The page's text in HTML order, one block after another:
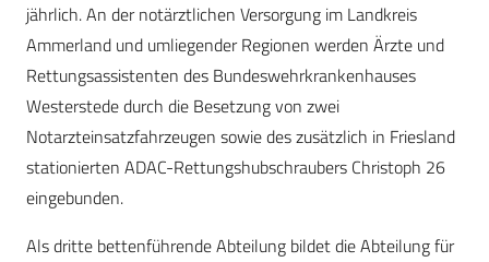
jährlich. An der notärztlichen Versorgung im Landkreis
Ammerland und umliegender Regionen werden Ärzte und
Rettungsassistenten des Bundeswehrkrankenhauses
Westerstede durch die Besetzung von zwei
Notarzteinsatzfahrzeugen sowie des zusätzlich in Friesland
stationierten ADAC-Rettungshubschraubers Christoph 26
eingebunden.
Als dritte bettenführende Abteilung bildet die Abteilung für